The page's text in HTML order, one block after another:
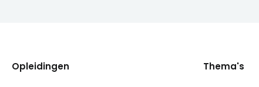
Opleidingen Thema's